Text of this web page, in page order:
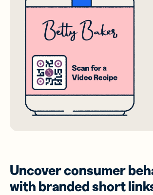
Uncover consumer
with branded short